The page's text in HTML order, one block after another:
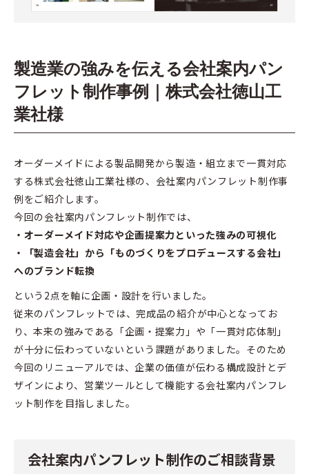
製造業の強みを伝える会社案内パン
フレット制作事例｜株式会社徳山工
業社様
オーダーメイドによる製品開発から製造・組立まで一貫対応
する株式会社徳山工業社様の、会社案内パンフレット制作事
例をご紹介します。
今回の会社案内パンフレット制作では、
・オーダーメイド対応や企画提案力といった強みの可視化
・「製造会社」から「ものづくりをプロデュースする会社」
へのブランド転換
という2点を軸に企画・設計を行いました。
従来のパンフレットでは、完成品の紹介が中心となってお
り、本来の強みである「企画・提案力」や「一貫対応体制」
が十分に伝わっていないという課題がありました。そのため
今回のリニューアルでは、企業の価値が伝わる構成設計とデ
ザインにより、営業ツールとして機能する会社案内パンフレ
ット制作を目指しました。
会社案内パンフレット制作のご相談背景